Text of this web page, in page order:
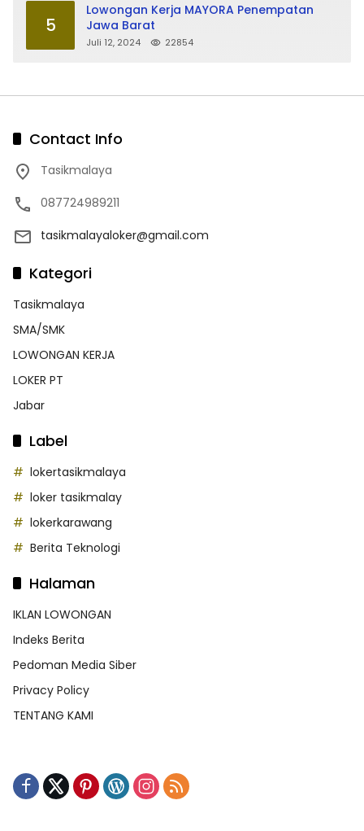
5
Lowongan Kerja MAYORA Penempatan
Jawa Barat
Juli 12, 2024 22854
Contact Info
Tasikmalaya
087724989211
tasikmalayaloker@gmail.com
Kategori
Tasikmalaya
SMA/SMK
LOWONGAN KERJA
LOKER PT
Jabar
Label
lokertasikmalaya
loker tasikmalay
lokerkarawang
Berita Teknologi
Halaman
IKLAN LOWONGAN
Indeks Berita
Pedoman Media Siber
Privacy Policy
TENTANG KAMI